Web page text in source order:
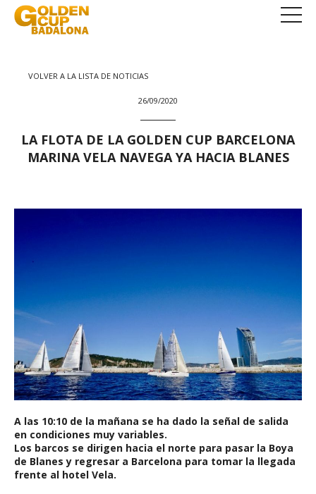
VOLVER A LA LISTA DE NOTICIAS
26/09/2020
LA FLOTA DE LA GOLDEN CUP BARCELONA
MARINA VELA NAVEGA YA HACIA BLANES
A las 10:10 de la mañana se ha dado la señal de salida
en condiciones muy variables.
Los barcos se dirigen hacia el norte para pasar la Boya
de Blanes y regresar a Barcelona para tomar la llegada
frente al hotel Vela.